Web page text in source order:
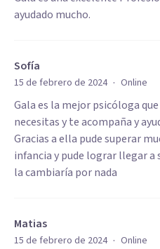
ayudado mucho.
Sofía
15 de febrero de 2024 · Online
Gala es la mejor psicóloga
necesitas y te acompaña y
Gracias a ella pude superar
infancia y pude lograr llegar a
la cambiaría por nada
Matias
15 de febrero de 2024 · Online